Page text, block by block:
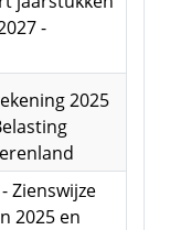
-
2025
Zienswijze
2025 en